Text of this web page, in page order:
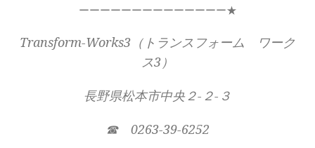
ーーーーーーーーーーーーーー★
Transform-Works3（トランスフォーム ワーク
ス3）
長野県松本市中央２-２-３
☎ 0263-39-6252